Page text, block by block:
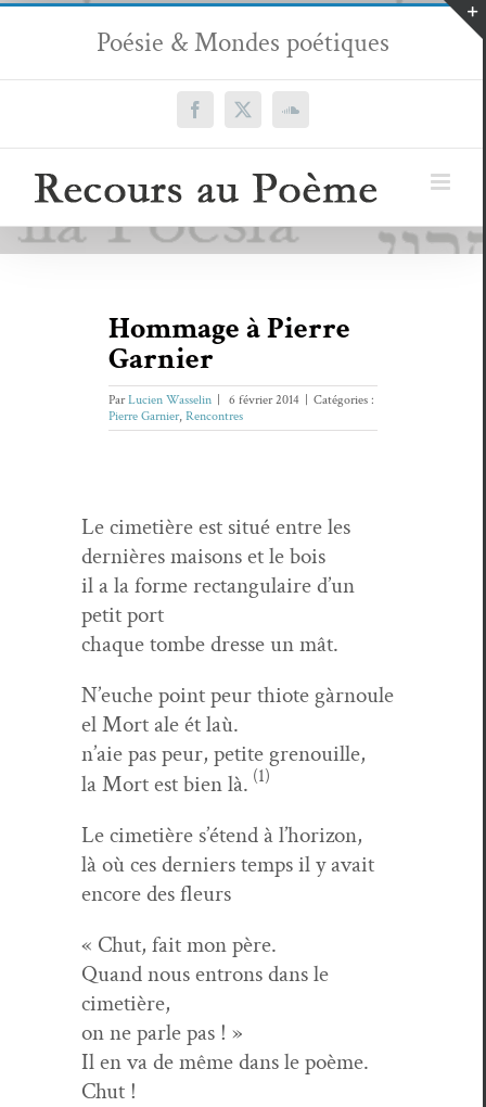
Passer
contenu
Poésie & Mondes poétiques
Facebook
X SoundCloud
Hommage à Pierre
Garnier
ParLucien Wasselin 6 février 2014
Catégories :
Pierre Garnier, Rencontres
Le cimetière est situé entre les
dernières maisons et le bois
il a la forme rec­tan­gu­laire d’un
petit port
chaque tombe dresse un mât.
N’euche point peur thiote gàrnoule
el Mort ale ét laù.
n’aie pas peur, petite grenouille,
la Mort est bien là. (1)
Le cimetière s’étend à l’horizon,
là où ces derniers temps il y avait
encore des fleurs
« Chut, fait mon père.
Quand nous entrons dans le
cimetière,
on ne par­le pas ! »
Il en va de même dans le poème.
Chut !